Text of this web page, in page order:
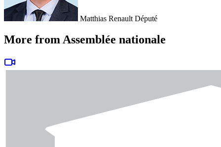
Matthias Renault Député
More from Assemblée nationale